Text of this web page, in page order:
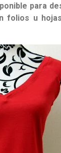
para
folios u